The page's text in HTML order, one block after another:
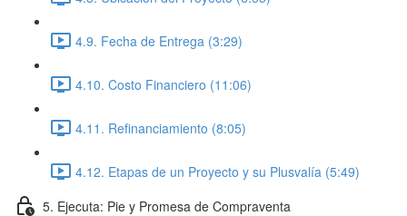
4.9. Fecha de Entrega (3:29)
4.10. Costo Financiero (11:06)
4.11. Refinanciamiento (8:05)
4.12. Etapas de un Proyecto y su Plusvalía (5:49)
5. Ejecuta: Pie y Promesa de Compraventa